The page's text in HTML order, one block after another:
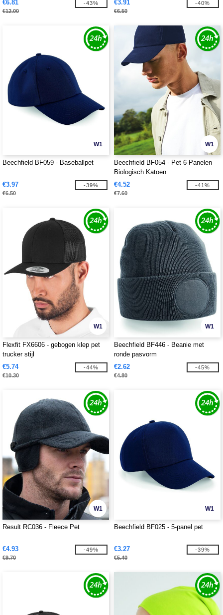
€6.81
€12.00
-43% €3.91
€6.50
-40%
W1
Beechfield BF059 - Baseballpet
€3.97
€6.50
-39%
W1
Beechfield BF054 - Pet 6-Panelen
Biologisch Katoen
€4.52
€7.60
-41%
W1
Flexfit FX6606 - gebogen klep pet
trucker stijl
€5.74
€10.30
-44%
W1
Beechfield BF446 - Beanie met
ronde pasvorm
€2.62
€4.80
-45%
W1
Result RC036 - Fleece Pet
€4.93
€9.70
-49%
W1
Beechfield BF025 - 5-panel pet
€3.27
€5.40
-39%